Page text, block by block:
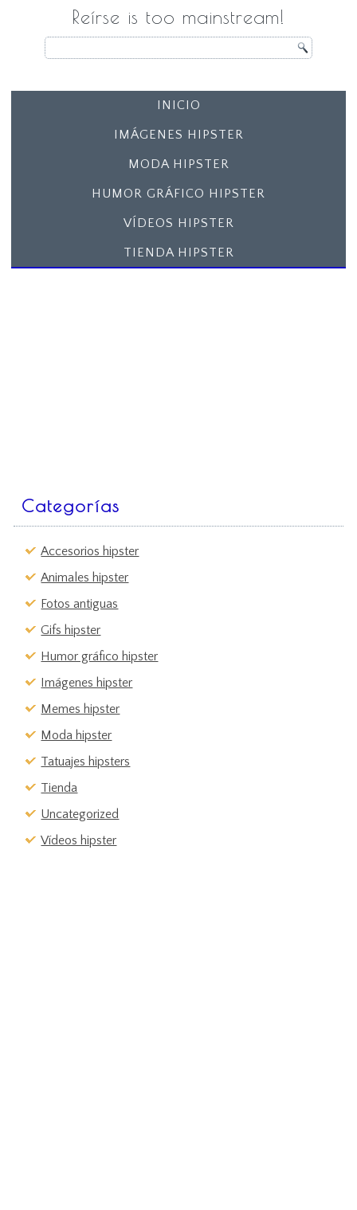
Reírse is too mainstream!
INICIO
IMÁGENES HIPSTER
MODA HIPSTER
HUMOR GRÁFICO HIPSTER
VÍDEOS HIPSTER
TIENDA HIPSTER
Categorías
Accesorios hipster
Animales hipster
Fotos antiguas
Gifs hipster
Humor gráfico hipster
Imágenes hipster
Memes hipster
Moda hipster
Tatuajes hipsters
Tienda
Uncategorized
Vídeos hipster